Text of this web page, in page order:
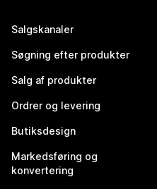
Salgskanaler
Søgning efter produkter
Salg af produkter
Ordrer og levering
Butiksdesign
Markedsføring og
konvertering